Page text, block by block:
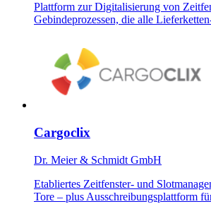
Plattform zur Digitalisierung von
Gebindeprozessen, die alle
Cargoclix
Dr. Meier & Schmidt GmbH
Etabliertes Zeitfenster- und
Tore – plus Ausschreibungsplattform